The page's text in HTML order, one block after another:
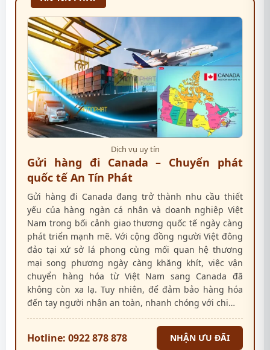
Dịch vụ uy tín
Gửi hàng đi Canada – Chuyển phát
quốc tế An Tín Phát
Gửi hàng đi Canada đang trở thành nhu cầu thiết
yếu của hàng ngàn cá nhân và doanh nghiệp Việt
Nam trong bối cảnh giao thương quốc tế ngày càng
phát triển mạnh mẽ. Với cộng đồng người Việt đông
đảo tại xứ sở lá phong cùng mối quan hệ thương
mại song phương ngày càng khăng khít, việc vận
chuyển hàng hóa từ Việt Nam sang Canada đã
không còn xa lạ. Tuy nhiên, để đảm bảo hàng hóa
đến tay người nhận an toàn, nhanh chóng với chi…
Hotline: 0922 878 878 NHẬN ƯU ĐÃI